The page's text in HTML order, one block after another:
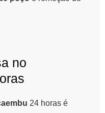
no
24 horas é